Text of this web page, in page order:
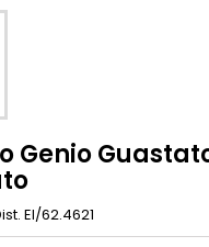
Genio
EI/62.4621